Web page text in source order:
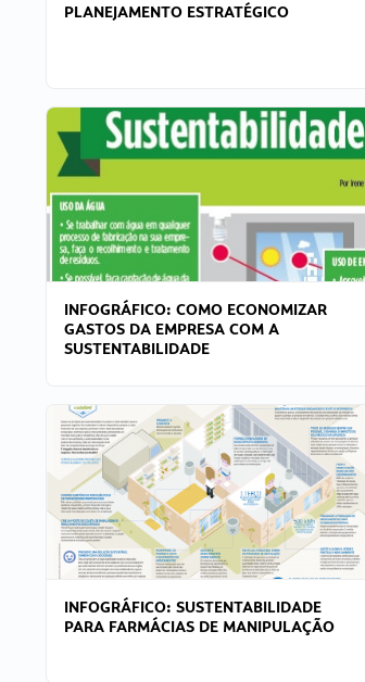
PLANEJAMENTO ESTRATÉGICO
INFOGRÁFICO: COMO ECONOMIZAR
GASTOS DA EMPRESA COM A
SUSTENTABILIDADE
INFOGRÁFICO: SUSTENTABILIDADE
PARA FARMÁCIAS DE MANIPULAÇÃO